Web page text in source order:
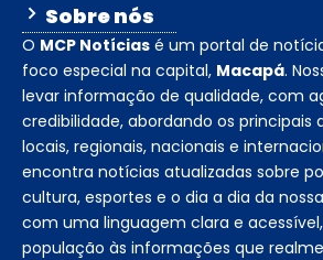
Sobre nós
O MCP Notícias é um portal de
foco especial na capital, Macapá.
levar informação de qualidade, com
credibilidade, abordando os
locais, regionais, nacionais e
encontra notícias atualizadas sobre
cultura, esportes e o dia a dia da
com uma linguagem clara e
população às informações que